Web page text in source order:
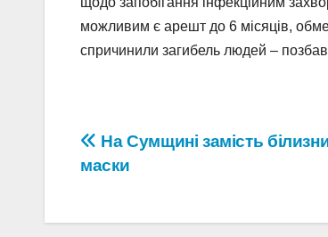
можливим є арешт до 6 місяців,
спричинили загибель людей –
Навігація
На Сумщині замість
маски